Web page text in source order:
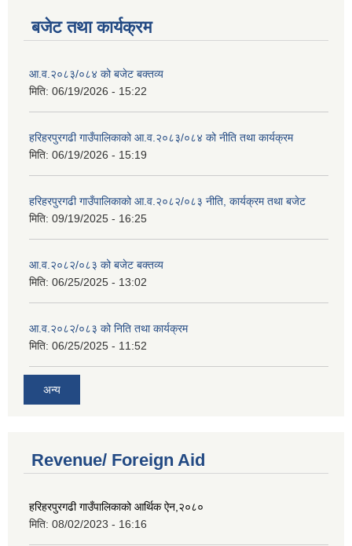
बजेट तथा कार्यक्रम
आ.व.२०८३/०८४ को बजेट बक्तव्य
मिति: 06/19/2026 - 15:22
हरिहरपुरगढी गाउँपालिकाको आ.व.२०८३/०८४ को नीति तथा कार्यक्रम
मिति: 06/19/2026 - 15:19
हरिहरपुरगढी गाउँपालिकाको आ.व.२०८२/०८३ नीति, कार्यक्रम तथा बजेट
मिति: 09/19/2025 - 16:25
आ.व.२०८२/०८३ को बजेट बक्तव्य
मिति: 06/25/2025 - 13:02
आ.व.२०८२/०८३ को निति तथा कार्यक्रम
मिति: 06/25/2025 - 11:52
अन्य
Revenue/ Foreign Aid
हरिहरपुरगढी गाउँपालिकाको आर्थिक ऐन,२०८०
मिति: 08/02/2023 - 16:16